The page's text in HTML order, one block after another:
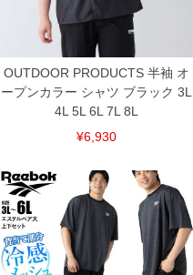
OUTDOOR PRODUCTS 半袖 オ
ープンカラー シャツ ブラック 3L
4L 5L 6L 7L 8L
¥6,930